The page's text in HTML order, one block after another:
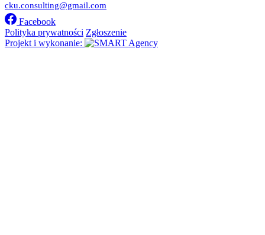
cku.consulting@gmail.com
Facebook
Polityka prywatności Zgłoszenie
Projekt i wykonanie: